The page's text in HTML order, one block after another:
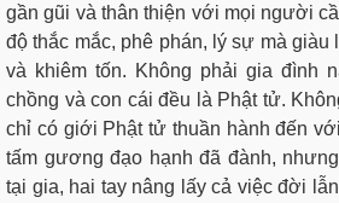
gần gũi và thân thiện với mọi người
độ thắc mắc, phê phán, lý sự mà giàu
và khiêm tốn. Không phải gia đình
chồng và con cái đều là Phật tử.
chỉ có giới Phật tử thuần hành đến
tấm gương đạo hạnh đã đành,
tại gia, hai tay nâng lấy cả việc đời